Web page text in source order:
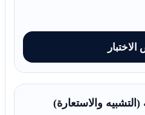
(التشبيه والاستعارة)